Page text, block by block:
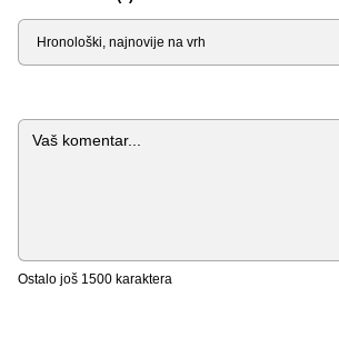
Sortiraj
Komentar
Ostalo još 1500 karaktera